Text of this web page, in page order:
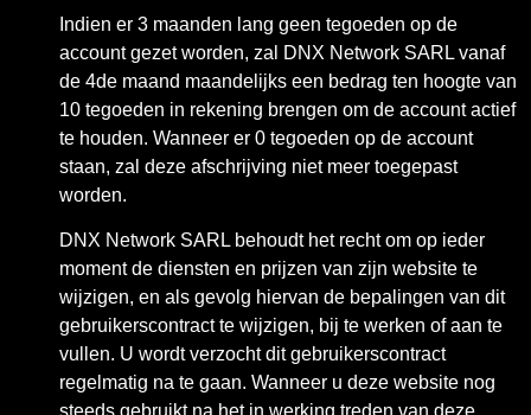
Indien er 3 maanden lang geen tegoeden op de
account gezet worden, zal DNX Network SARL vanaf
de 4de maand maandelijks een bedrag ten hoogte van
10 tegoeden in rekening brengen om de account actief
te houden. Wanneer er 0 tegoeden op de account
staan, zal deze afschrijving niet meer toegepast
worden.
DNX Network SARL behoudt het recht om op ieder
moment de diensten en prijzen van zijn website te
wijzigen, en als gevolg hiervan de bepalingen van dit
gebruikerscontract te wijzigen, bij te werken of aan te
vullen. U wordt verzocht dit gebruikerscontract
regelmatig na te gaan. Wanneer u deze website nog
steeds gebruikt na het in werking treden van deze